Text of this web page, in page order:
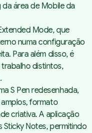
área de Mobile da
Mode, que
numa configuração
Para além disso, é
distintos,
S Pen redesenhada,
formato
criativa. A aplicação
Sticky Notes, permitindo